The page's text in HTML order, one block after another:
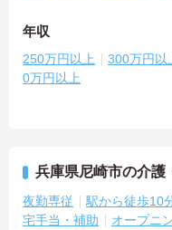
年収
250万円以上 300万円以
0万円以上
兵庫県尼崎市の介護
夜勤専従 駅から徒歩10
宅手当・補助
オープニ